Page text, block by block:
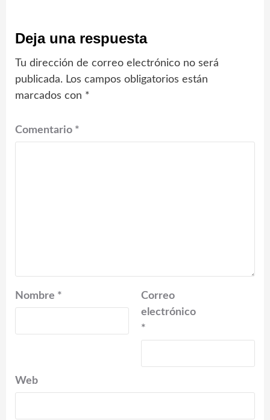
Deja una respuesta
Tu dirección de correo electrónico no será
publicada. Los campos obligatorios están
marcados con *
Comentario *
Nombre *
Correo
electrónico
*
Web